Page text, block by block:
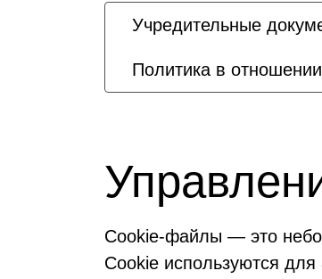
Учредительные
Политика в
Cookie-файлы — это
Cookie используются